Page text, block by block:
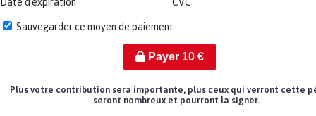
Date d'expiration CVC
Sauvegarder ce moyen de paiement
Payer 10€
Plus votre contribution sera importante, plus ceux qui verront cette
seront nombreux et pourront la signer.